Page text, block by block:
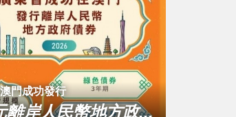
門成功發行
離岸人民幣地方政...